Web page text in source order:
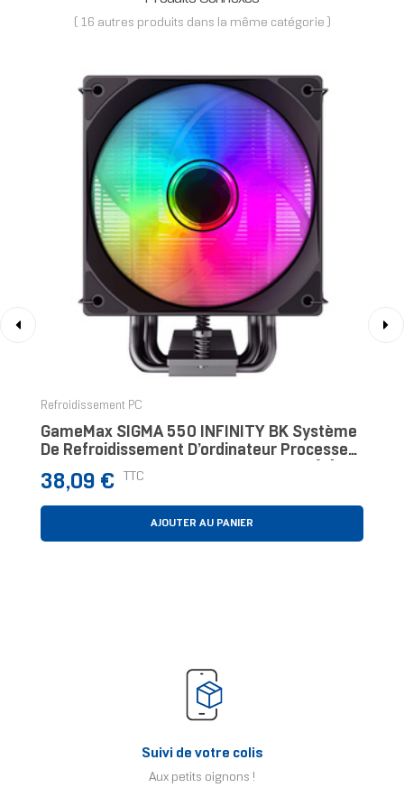
( 16 autres produits dans la même catégorie )
Refroidissement PC
GameMax SIGMA 550 INFINITY BK Système
De Refroidissement D’ordinateur Processeur
Refroidisseur D'air 12 Cm Noir 1 Pièce(s)
Prix
38,09 € TTC
AJOUTER AU PANIER
Suivi de votre colis
Aux petits oignons !